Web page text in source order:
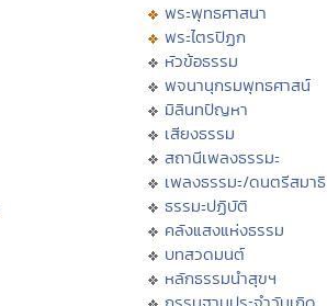
พระพุทธศาสนา
พระไตรปิฏก
หัวข้อธรรม
พจนานุกรมพุทธศาสน์
มิลินทปัญหา
เสียงธรรม
สถานีเพลงธรรมะ
เพลงธรรมะ/ดนตรีสมาธิ
ธรรมะปฏิบัติ
คลังแสงแห่งธรรม
บทสวดมนต์
หลักธรรมนำสุขฯ